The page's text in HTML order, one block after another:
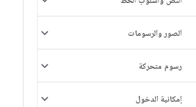
الصور والرسومات
رسوم متحركة
إمكانية الدخول